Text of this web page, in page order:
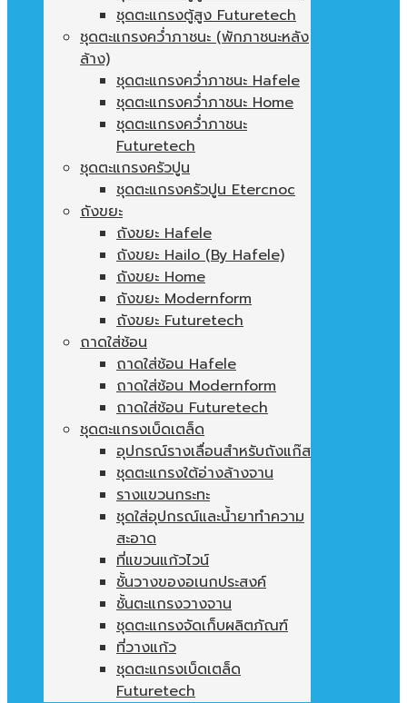
ชุดตะแกรงตู้สูง Futuretech
ชุดตะแกรงคว่ำภาชนะ (พักภาชนะหลัง
ล้าง)
ชุดตะแกรงคว่ำภาชนะ Hafele
ชุดตะแกรงคว่ำภาชนะ Home
ชุดตะแกรงคว่ำภาชนะ
Futuretech
ชุดตะแกรงครัวปูน
ชุดตะแกรงครัวปูน Etercnoc
ถังขยะ
ถังขยะ Hafele
ถังขยะ Hailo (By Hafele)
ถังขยะ Home
ถังขยะ Modernform
ถังขยะ Futuretech
ถาดใส่ช้อน
ถาดใส่ช้อน Hafele
ถาดใส่ช้อน Modernform
ถาดใส่ช้อน Futuretech
ชุดตะแกรงเบ็ดเตล็ด
อุปกรณ์รางเลื่อนสำหรับถังแก๊ส
ชุดตะแกรงใต้อ่างล้างจาน
รางแขวนกระทะ
ชุดใส่อุปกรณ์และน้ำยาทำความ
สะอาด
ที่แขวนแก้วไวน์
ชั้นวางของอเนกประสงค์
ชั้นตะแกรงวางจาน
ชุดตะแกรงจัดเก็บผลิตภัณฑ์
ที่วางแก้ว
ชุดตะแกรงเบ็ดเตล็ด
Futuretech